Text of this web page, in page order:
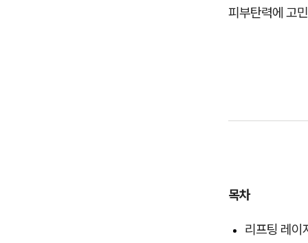
피부탄력에 고
목차
리프팅 레이